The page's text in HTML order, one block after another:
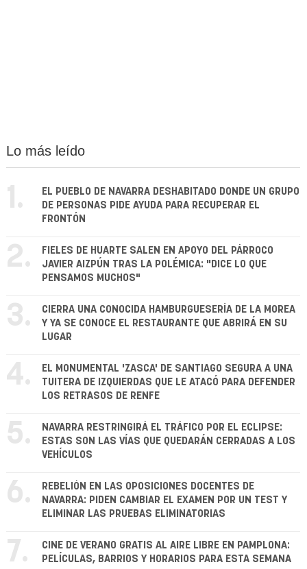
Lo más leído
1.
EL PUEBLO DE NAVARRA DESHABITADO DONDE UN GRUPO
DE PERSONAS PIDE AYUDA PARA RECUPERAR EL
FRONTÓN
2.
FIELES DE HUARTE SALEN EN APOYO DEL PÁRROCO
JAVIER AIZPÚN TRAS LA POLÉMICA: "DICE LO QUE
PENSAMOS MUCHOS"
3.
CIERRA UNA CONOCIDA HAMBURGUESERÍA DE LA MOREA
Y YA SE CONOCE EL RESTAURANTE QUE ABRIRÁ EN SU
LUGAR
4.
EL MONUMENTAL 'ZASCA' DE SANTIAGO SEGURA A UNA
TUITERA DE IZQUIERDAS QUE LE ATACÓ PARA DEFENDER
LOS RETRASOS DE RENFE
5.
NAVARRA RESTRINGIRÁ EL TRÁFICO POR EL ECLIPSE:
ESTAS SON LAS VÍAS QUE QUEDARÁN CERRADAS A LOS
VEHÍCULOS
6.
REBELIÓN EN LAS OPOSICIONES DOCENTES DE
NAVARRA: PIDEN CAMBIAR EL EXAMEN POR UN TEST Y
ELIMINAR LAS PRUEBAS ELIMINATORIAS
7.
CINE DE VERANO GRATIS AL AIRE LIBRE EN PAMPLONA:
PELÍCULAS, BARRIOS Y HORARIOS PARA ESTA SEMANA